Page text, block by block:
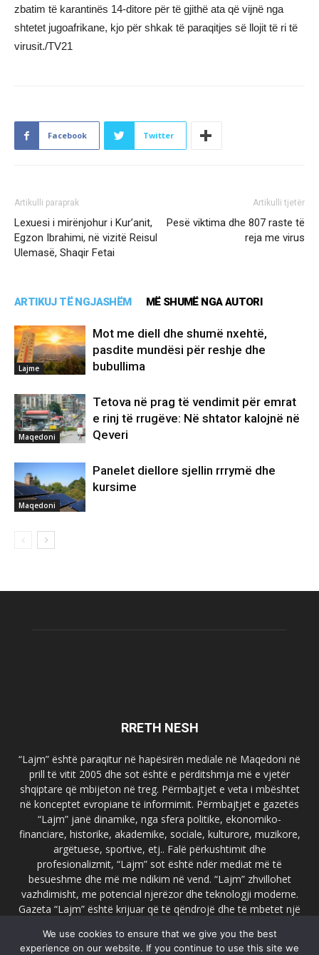
zbatim të karantinës 14-ditore për të gjithë ata që vijnë nga
shtetet jugoafrikane, kjo për shkak të paraqitjes së llojit të ri të
virusit./TV21
Facebook Twitter
Artikulli paraprak
Lexuesi i mirënjohur i Kur’anit,
Egzon Ibrahimi, në vizitë Reisul
Ulemasë, Shaqir Fetai
Artikulli tjetër
Pesë viktima dhe 807 raste të
reja me virus
ARTIKUJ TË NGJASHËM MË SHUMË NGA AUTORI
Lajme
Mot me diell dhe shumë nxehtë,
pasdite mundësi për reshje dhe
bubullima
Maqedoni
Tetova në prag të vendimit për emrat
e rinj të rrugëve: Në shtator kalojnë në
Qeveri
Maqedoni
Panelet diellore sjellin rrrymë dhe
kursime
RRETH NESH
“Lajm” është paraqitur në hapësirën mediale në Maqedoni në
prill të vitit 2005 dhe sot është e përditshmja më e vjetër
shqiptare që mbijeton në treg. Përmbajtjet e veta i mbështet
në konceptet evropiane të informimit. Përmbajtjet e gazetës
“Lajm” janë dinamike, nga sfera politike, ekonomiko-
financiare, historike, akademike, sociale, kulturore, muzikore,
argëtuese, sportive, etj.. Falë përkushtimit dhe
profesionalizmit, “Lajm” sot është ndër mediat më të
besueshme dhe më me ndikim në vend. “Lajm” zhvillohet
vazhdimisht, me potencial njerëzor dhe teknologji moderne.
Gazeta “Lajm” është krijuar që të qëndrojë dhe të mbetet një
faqja zyrtare e gazetës “Lajm”, www.lajmpress.org është një
We use cookies to ensure that we give you the best
experience on our website. If you continue to use this site we